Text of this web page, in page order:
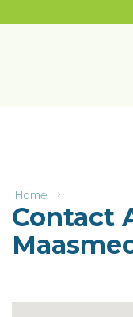
content
Home
Academie
Contact